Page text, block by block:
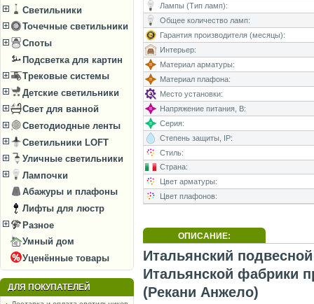
Светильники
Точечные светильники
Споты
Подсветка для картин
Трековые системы
Детские светильники
Свет для ванной
Светодиодные ленты
Светильники LOFT
Уличные светильники
Лампочки
Абажуры и плафоны
Лифты для люстр
Разное
Умный дом
Уценённые товары
ДЛЯ ПОКУПАТЕЛЕЙ
Лампы (Тип ламп):
Общее количество ламп:
Гарантия производителя (месяцы):
Интерьер:
Материал арматуры:
Материал плафона:
Место установки:
Напряжение питания, В:
Серия:
Степень защиты, IP:
Стиль:
Страна:
Цвет арматуры:
Цвет плафонов:
ОПИСАНИЕ:
Итальянский
Итальянской фабрики
(Рекани Анжело)